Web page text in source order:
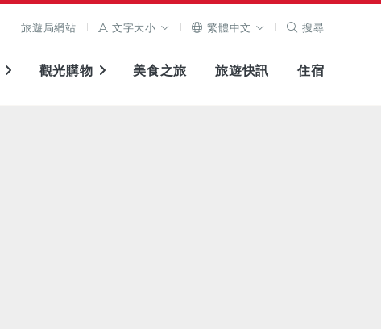
旅遊局網站 文字大小 繁體中文 搜尋
觀光購物 美食之旅 旅遊快訊 住宿